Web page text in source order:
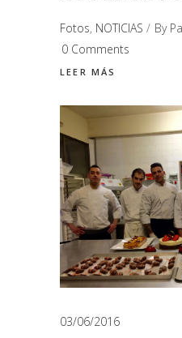
Fotos, NOTICIAS By
0 Comments
LEER MÁS
03/06/2016